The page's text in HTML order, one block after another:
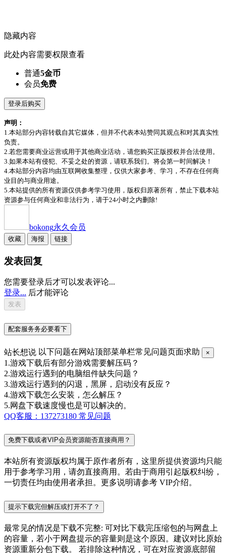
隐藏内容
此处内容需要权限查看
普通5金币
会员免费
登录后购买
声明：
1.本站部分内容转载自其它媒体，但并不代表本站赞同其观点和对其真实性
负责。
2.若您需要商业运营或用于其他商业活动，请您购买正版授权并合法使用。
3.如果本站有侵犯、不妥之处的资源，请联系我们。将会第一时间解决！
4.本站部分内容均由互联网收集整理，仅供大家参考、学习，不存在任何商
业目的与商业用途。
5.本站提供的所有资源仅供参考学习使用，版权归原著所有，禁止下载本站
资源参与任何商业和非法行为，请于24小时之内删除!
bokong永久会员
收藏 海报 链接
发表回复
您需要登录后才可以发表评论...
登录... 后才能评论
配套服务务必要看下
站长想说 以下问题在网站顶部菜单栏常见问题页面求助 ×
1.游戏下载后有部分游戏需要解压码？
2.游戏运行遇到的电脑组件缺失问题？
3.游戏运行遇到的闪退，黑屏，启动没有反应？
4.游戏下载怎么安装，怎么解压？
5.网盘下载速度慢也是可以解决的。
QQ客服：137273180 常见问题
免费下载或者VIP会员资源能否直接商用？
本站所有资源版权均属于原作者所有，这里所提供资源均只能
用于参考学习用，请勿直接商用。若由于商用引起版权纠纷，
一切责任均由使用者承担。更多说明请参考 VIP介绍。
提示下载完但解压或打开不了？
最常见的情况是下载不完整: 可对比下载完压缩包的与网盘上
的容量，若小于网盘提示的容量则是这个原因。建议对比原始
资源重新分包下载。 若排除这种情况，可在对应资源底部留